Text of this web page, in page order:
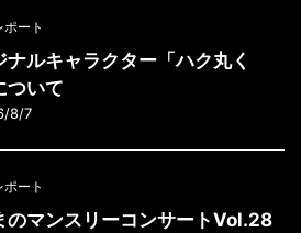
ート
ナルキャラクター「ハク丸く
ついて
8/7
ート
のマンスリーコンサートVol.28